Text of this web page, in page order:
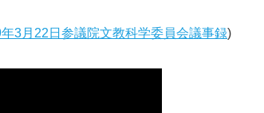
3月22日参議院文教科学委員会議事録)